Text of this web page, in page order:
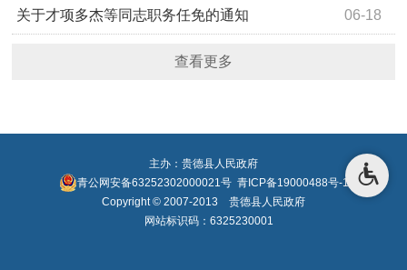
06-18
关于才项多杰等同志职务任免的通知
查看更多
主办：贵德县人民政府
青公网安备63252302000021号 青ICP备19000488号-1
Copyright © 2007-2013 贵德县人民政府
网站标识码：6325230001